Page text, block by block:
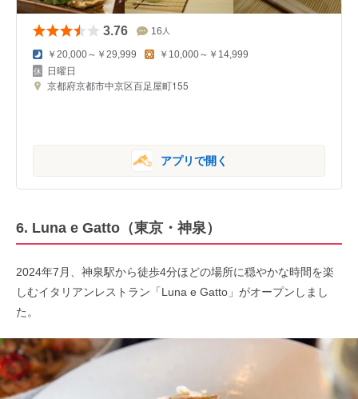
3.76 16 人
￥20,000～￥29,999 ￥10,000～￥14,999
日曜日
京都府京都市中京区百足屋町155
アプリで開く
6. Luna e Gatto（東京・神泉）
2024年7月、神泉駅から徒歩4分ほどの場所に穏やかな時間を楽
しむイタリアンレストラン「Luna e Gatto」がオープンしまし
た。